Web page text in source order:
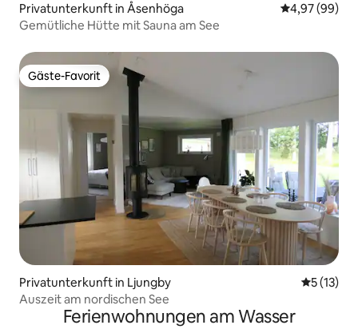
Privatunterkunft in Åsenhöga
4,97 (99)
Gemütliche Hütte mit Sauna am See
Gäste-Favorit
Gäste-Favorit
Privatunterkunft in Ljungby
5 (13)
Auszeit am nordischen See
Ferienwohnungen am Wasser